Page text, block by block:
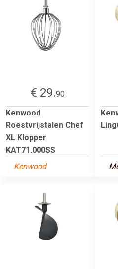
€ 29.90
Kenwood
Roestvrijstalen Chef
XL Klopper
KAT71.000SS
Kenwood